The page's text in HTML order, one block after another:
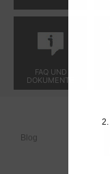
FAQ UND
DOKUMENTE
Blog